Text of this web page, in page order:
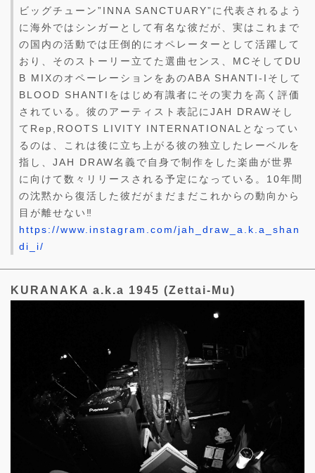
ビッグチューン”INNA SANCTUARY”に代表されるよう
に海外ではシンガーとして有名な彼だが、実はこれまで
の国内の活動では圧倒的にオペレーターとして活躍して
おり、そのストーリー立てた選曲センス、MCそしてDU
B MIXのオペーレーションをあのABA SHANTI-Iそして
BLOOD SHANTIをはじめ有識者にその実力を高く評価
されている。彼のアーティスト表記にJAH DRAWそし
てRep,ROOTS LIVITY INTERNATIONALとなってい
るのは、これは後に立ち上がる彼の独立したレーベルを
指し、JAH DRAW名義で自身で制作をした楽曲が世界
に向けて数々リリースされる予定になっている。10年間
の沈黙から復活した彼だがまだまだこれからの動向から
目が離せない‼︎
https://www.instagram.com/jah_draw_a.k.a_shan
di_i/
KURANAKA a.k.a 1945 (Zettai-Mu)